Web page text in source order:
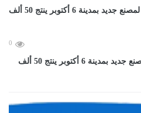
0
كامل الوزير يضع حجر الأساس لمصنع جديد بمدينة 6 أكتوبر ينتج 50 ألف